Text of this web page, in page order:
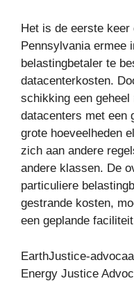
Het is de eerste
Pennsylvania ermee
belastingbetaler te
datacenterkosten.
schikking een
datacenters met een
grote hoeveelheden
zich aan andere
andere klassen. De
particuliere
gestrande kosten,
een geplande
EarthJustice-
Energy Justice